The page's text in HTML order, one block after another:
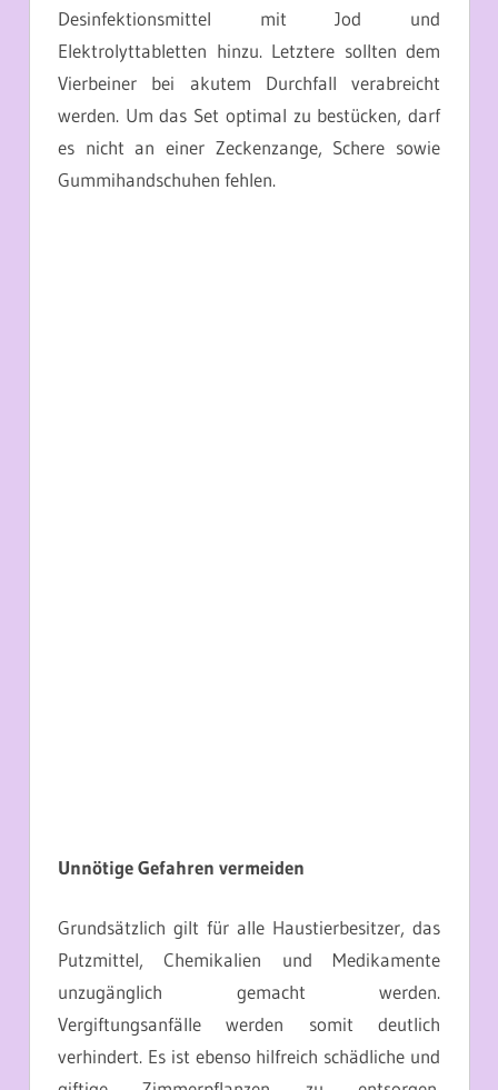
Desinfektionsmittel mit Jod und
Elektrolyttabletten hinzu. Letztere sollten dem
Vierbeiner bei akutem Durchfall verabreicht
werden. Um das Set optimal zu bestücken, darf
es nicht an einer Zeckenzange, Schere sowie
Gummihandschuhen fehlen.
Unnötige Gefahren vermeiden
Grundsätzlich gilt für alle Haustierbesitzer, das
Putzmittel, Chemikalien und Medikamente
unzugänglich gemacht werden.
Vergiftungsanfälle werden somit deutlich
verhindert. Es ist ebenso hilfreich schädliche und